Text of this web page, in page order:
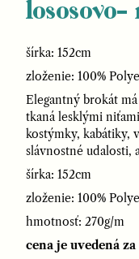
lososovo-
šírka: 152cm
zloženie: 100%
Elegantný brokát
tkaná lesklými
kostýmky, kabátiky,
slávnostné udalosti,
šírka: 152cm
zloženie: 100%
hmotnosť: 270g/m
cena je uvedená